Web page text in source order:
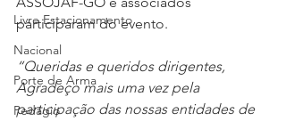
Livre Estacionamento
Nacional
Porte de Arma
Pedágio
participaram do evento.
“Queridas e queridos dirigentes,
Agradeço mais uma vez pela
participação das nossas entidades de